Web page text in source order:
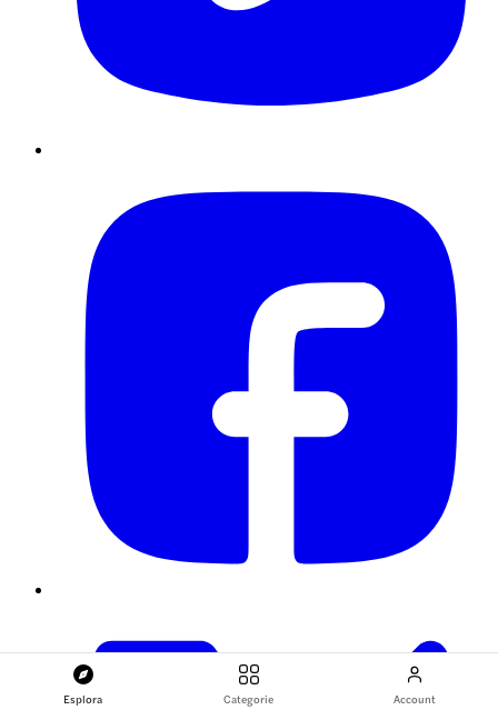
Esplora Categorie Account